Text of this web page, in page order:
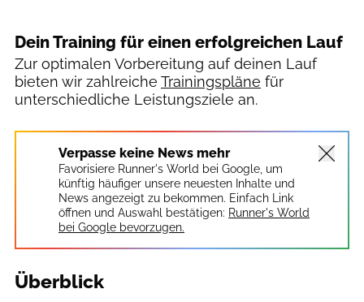
Dein Training für einen erfolgreichen Lauf
Zur optimalen Vorbereitung auf deinen Lauf
bieten wir zahlreiche Trainingspläne für
unterschiedliche Leistungsziele an.
Verpasse keine News mehr
Favorisiere Runner's World bei Google, um
künftig häufiger unsere neuesten Inhalte und
News angezeigt zu bekommen. Einfach Link
öffnen und Auswahl bestätigen: Runner's World
bei Google bevorzugen.
Überblick